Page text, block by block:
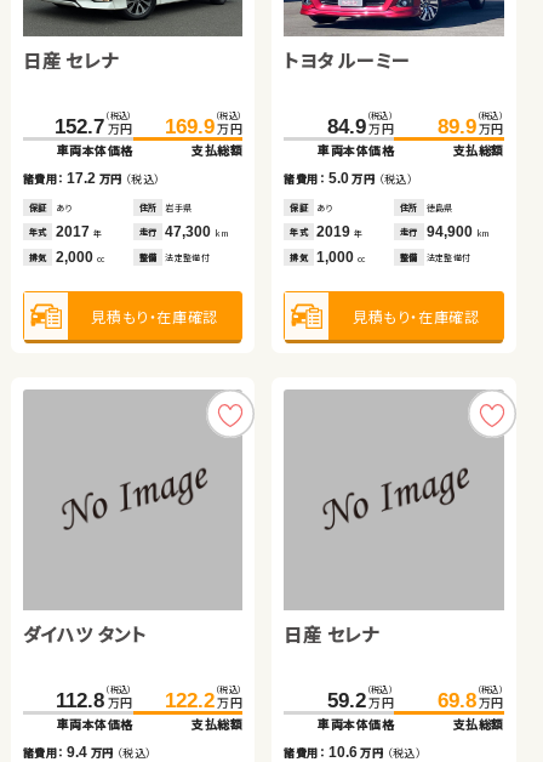
日産 セレナ
152.7 （税込）
万円
車両本体価格
169.9 （税込）
万円
支払総額
諸費用：17.2 万円 （税込）
保証 あり 住所 岩手県
年式 2017 年 走行 47,300 km
排気 2,000 cc 整備 法定整備付
見積もり・在庫確認
トヨタ ルーミー
84.9 （税込）
万円
車両本体価格
89.9 （税込）
万円
支払総額
諸費用： 5.0万円 （税込）
保証 あり 住所 徳島県
年式 2019年 走行 94,900 km
排気 1,000cc 整備 法定整備付
見積もり・在庫確認
ダイハツ タント
112.8 （税込）
万円
車両本体価格
122.2 （税込）
万円
支払総額
諸費用：9.4 万円 （税込）
日産 セレナ
59.2 （税込）
万円
車両本体価格
69.8 （税込）
万円
支払総額
諸費用： 10.6万円 （税込）
ッド
276.0（税込）
万円
諸費用：3.8 万円（税込）
あり 北海道
年式 2022年 走行
排気 1,500 整備 法定整備付
見積もり・在庫確認
159.7 （税込）
万円
諸費用：5.2 万円（税込）
なし
年式 2020年 走行
排気 1,000 整備 法定整備付
見積もり・在庫確認
91.5（税込）
万円
諸費用：8.5 万円（税込）
なし 長野県
年式 2013年 走行
スズキ スイフト
車両本体価格
支払総額
諸費用： 13.2 万円
2023 年 39,500km
1,400cc 法定整備付
34.7（税込）
万円
諸費用：4.8 万円（税込）
なし 岡山県
年式 2014年 走行
排気 660 整備 法定整備付
見積もり・在庫確認
291.7 （税込）
万円
諸費用：18.2万円（税込）
あり
年式 2019年 走行
排気 2,500 整備 法定整備付
見積もり・在庫確認
239.0（税込）
万円
諸費用：11.5万円（税込）
なし 愛知県
年式 2016年 走行
ホンダ Ｎ ＢＯＸ
車両本体価格
支払総額
諸費用： 4.9万円
2015 年 104,200km
660cc 法定整備付